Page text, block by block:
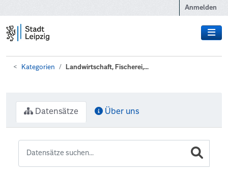
Anmelden
Kategorien Landwirtschaft, Fischerei,...
Datensätze Über uns